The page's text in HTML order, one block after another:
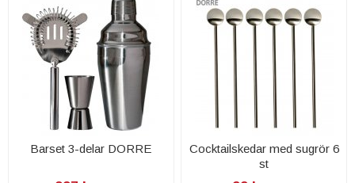
Barset 3-delar DORRE
Cocktailskedar med sugrör 6
st